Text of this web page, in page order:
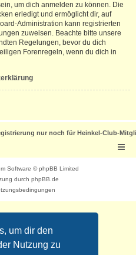
um dir den
Nutzung zu
um dich anmelden zu können. Die
erledigt und ermöglicht dir, auf
Administration kann registrierten
zuweisen. Beachte bitte unsere
Regelungen, bevor du dich
Forenregeln, wenn du dich in
nur noch für Heinkel-Club-
Software © phpBB Limited
durch phpBB.de